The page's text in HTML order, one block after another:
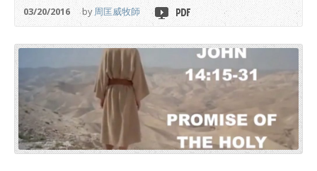
03/20/2016 by周匡威牧師